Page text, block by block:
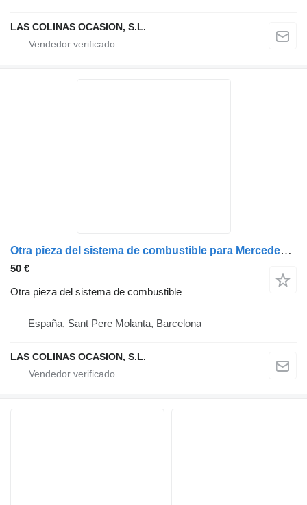
LAS COLINAS OCASION, S.L.
Otra pieza del sistema de combustible para Mercedes-Benz ACTROS camión
50 €
Otra pieza del sistema de combustible
España, Sant Pere Molanta, Barcelona
LAS COLINAS OCASION, S.L.